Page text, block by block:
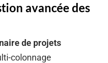
avancée des
de projets
colonnage